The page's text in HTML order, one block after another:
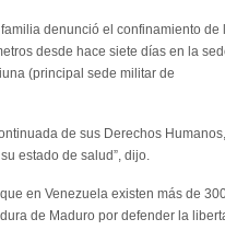
denunció el confinamiento de
desde hace siete días en la
(principal sede militar de
de sus Derechos
estado de salud”, dijo.
en Venezuela existen más de
de Maduro por defender la